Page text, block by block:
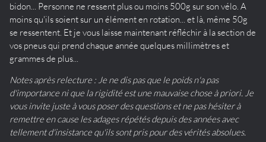
bidon... Personne ne ressent plus ou moins 500g sur son vélo. A
moins qu'ils soient sur un élément en rotation... et là, même 50g
se ressentent. Et je vous laisse maintenant réfléchir à la section de
vos pneus qui prend chaque année quelques millimètres et
grammes de plus...
Notes après relecture : Je ne dis pas que le poids n'a pas
d'importance ni que la rigidité est une mauvaise chose à priori. Je
vous invite juste à vous poser des questions et ne pas hésiter à
remettre en cause les adages répétés depuis des années avec
tellement d'insistance qu'ils sont pris pour des vérités absolues.